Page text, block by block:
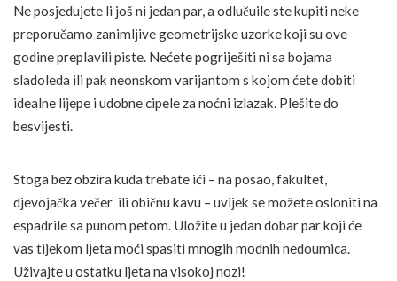
Ne posjedujete li još ni jedan par, a odlučuile ste kupiti neke
preporučamo zanimljive geometrijske uzorke koji su ove
godine preplavili piste. Nećete pogriješiti ni sa bojama
sladoleda ili pak neonskom varijantom s kojom ćete dobiti
idealne lijepe i udobne cipele za noćni izlazak. Plešite do
besvijesti.
Stoga bez obzira kuda trebate ići – na posao, fakultet,
djevojačka večer ili običnu kavu – uvijek se možete osloniti na
espadrile sa punom petom. Uložite u jedan dobar par koji će
vas tijekom ljeta moći spasiti mnogih modnih nedoumica.
Uživajte u ostatku ljeta na visokoj nozi!